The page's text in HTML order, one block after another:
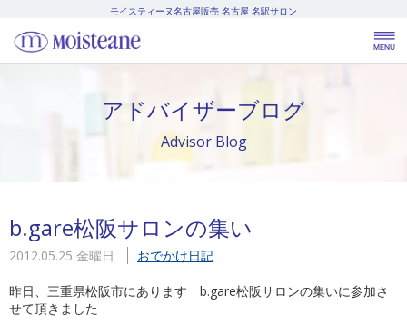
モイスティーヌ名古屋販売 名古屋 名駅サロン
アドバイザーブログ
Advisor Blog
b.gare松阪サロンの集い
2012.05.25 金曜日 おでかけ日記
昨日、三重県松阪市にあります b.gare松阪サロンの集いに参加さ
せて頂きました